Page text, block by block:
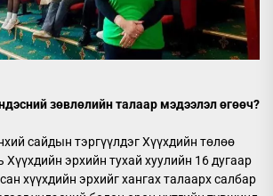
зөвлөлийн талаар мэдээлэл өгөөч?
сайдын тэргүүлдэг Хүүхдийн төлөө
Хүүхдийн эрхийн тухай хуулийн 16 дугаар
хүүхдийн эрхийг хангах талаарх салбар